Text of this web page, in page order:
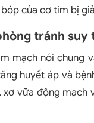
của cơ tim bị
tránh suy
mạch nói chung
huyết áp và
xơ vữa động mạch